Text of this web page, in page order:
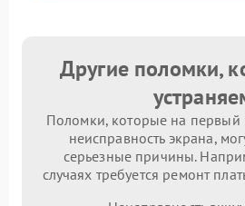
Другие поломки,
Поломки, которые на первый
неисправность экрана,
серьезные причины.
случаях требуется ремонт